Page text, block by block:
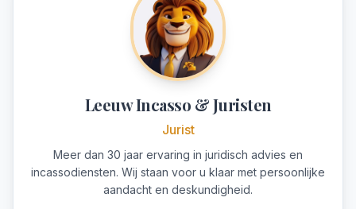
Leeuw Incasso & Juristen
Jurist
Meer dan 30 jaar ervaring in juridisch advies en
incassodiensten. Wij staan voor u klaar met persoonlijke
aandacht en deskundigheid.